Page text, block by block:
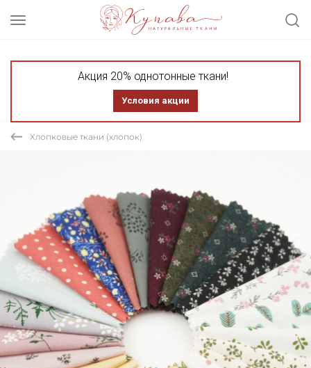
Акция 20% однотонные ткани!
Условия акции
Хлопковые ткани (хлопок)